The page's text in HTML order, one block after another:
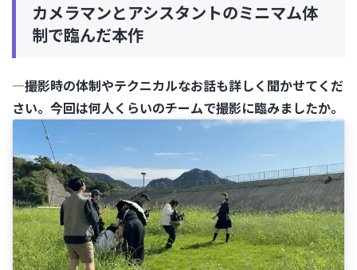
カメラマンとアシスタントのミニマム体
制で臨んだ本作
―撮影時の体制やテクニカルなお話も詳しく聞かせてくだ
さい。今回は何人くらいのチームで撮影に臨みましたか。